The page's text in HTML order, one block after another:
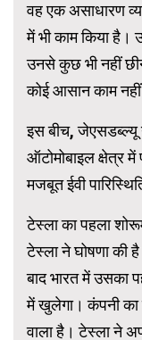
वह एक असाधारण
में भी काम किया है।
उनसे कुछ भी नहीं
कोई आसान काम
इस बीच, जेएसडब्ल्यू
ऑटोमोबाइल क्षेत्र
मजबूत ईवी
टेस्ला का पहला
टेस्ला ने घोषणा की
बाद भारत में उसका
में खुलेगा। कंपनी का
वाला है। टेस्ला ने